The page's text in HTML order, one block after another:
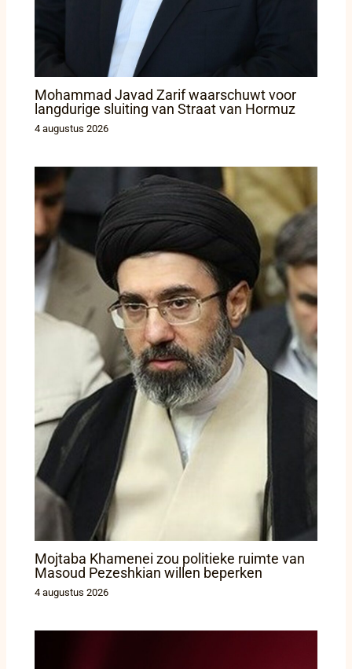
Mohammad Javad Zarif waarschuwt voor
langdurige sluiting van Straat van Hormuz
4 augustus 2026
Mojtaba Khamenei zou politieke ruimte van
Masoud Pezeshkian willen beperken
4 augustus 2026